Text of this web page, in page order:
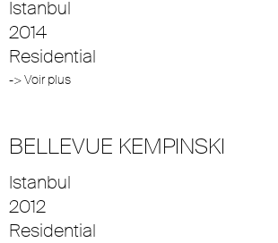
Istanbul
2014
Residential
-> Voir plus
BELLEVUE KEMPINSKI
Istanbul
2012
Residential